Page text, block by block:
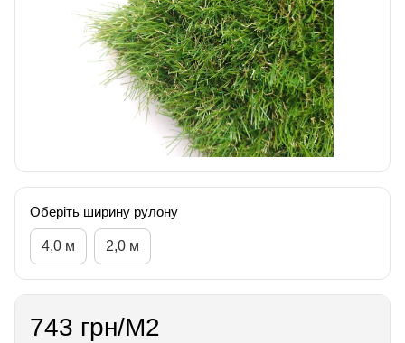
Оберіть ширину рулону
4,0 м 2,0 м
743 грн/М2